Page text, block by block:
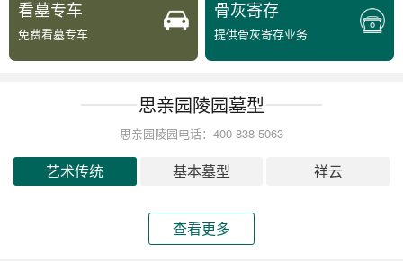
看墓专车
免费看墓专车
骨灰寄存
提供骨灰寄存业务
思亲园陵园墓型
思亲园陵园电话：400-838-5063
艺术传统 基本墓型 祥云
查看更多